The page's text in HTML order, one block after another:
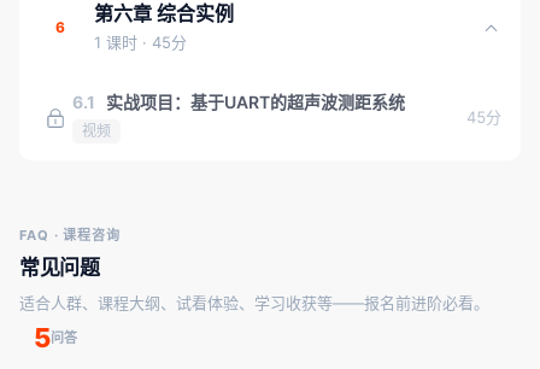
6
第六章 综合实例
1 课时 · 45分
6.1 实战项目：基于UART的超声波测距系统
视频
45分
FAQ · 课程咨询
常见问题
适合人群、课程大纲、试看体验、学习收获等——报名前进阶必看。
5问答